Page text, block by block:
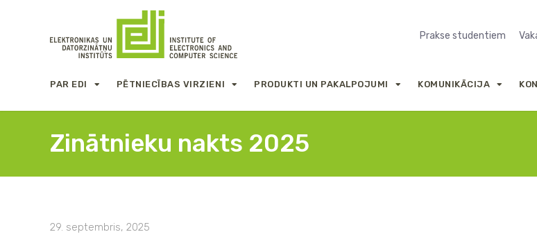
Prakse studentiem
PAR EDI PĒTNIECĪBAS VIRZIENI PRODUKTI UN PAKALPOJUMI KOMUNIKĀCIJA
Zinātnieku nakts 2025
29. septembris, 2025